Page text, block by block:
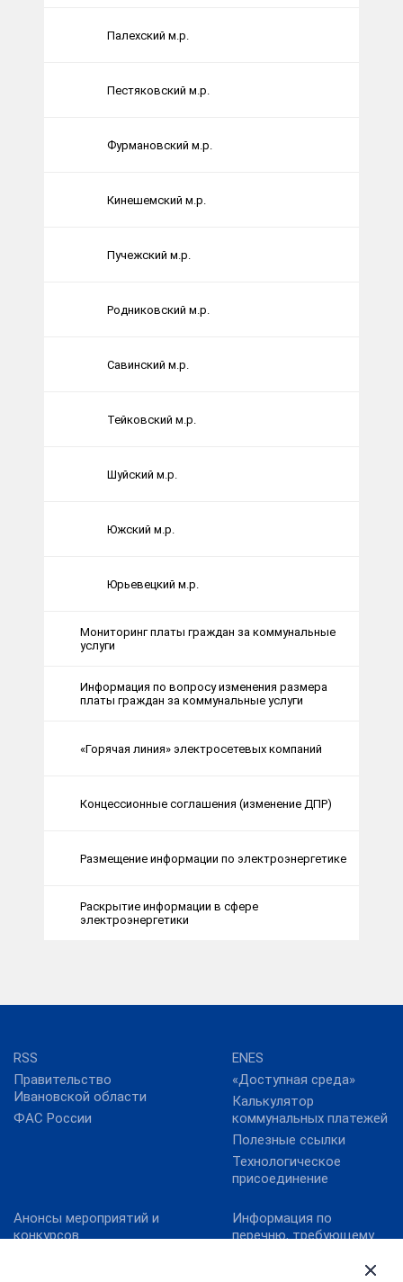
Палехский м.р.
Пестяковский м.р.
Фурмановский м.р.
Кинешемский м.р.
Пучежский м.р.
Родниковский м.р.
Савинский м.р.
Тейковский м.р.
Шуйский м.р.
Южский м.р.
Юрьевецкий м.р.
Мониторинг платы граждан за коммунальные
услуги
Информация по вопросу изменения размера
платы граждан за коммунальные услуги
«Горячая линия» электросетевых компаний
Концессионные соглашения (изменение ДПР)
Размещение информации по электроэнергетике
Раскрытие информации в сфере
электроэнергетики
RSS
Правительство
Ивановской области
ФАС России
ENES
«Доступная среда»
Калькулятор
коммунальных платежей
Полезные ссылки
Технологическое
присоединение
Анонсы мероприятий и
конкурсов
Информация по
перечню, требующему